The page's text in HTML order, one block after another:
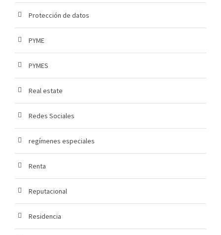
Protección de datos
PYME
PYMES
Real estate
Redes Sociales
regímenes especiales
Renta
Reputacional
Residencia